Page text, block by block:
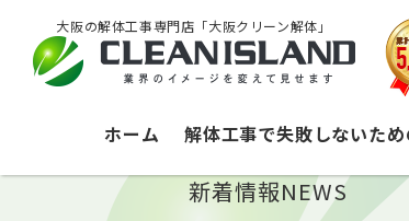
大阪の解体工事専門店「大阪クリーン解体」
ホーム 解体工事で失敗しないた
新着情報NEWS